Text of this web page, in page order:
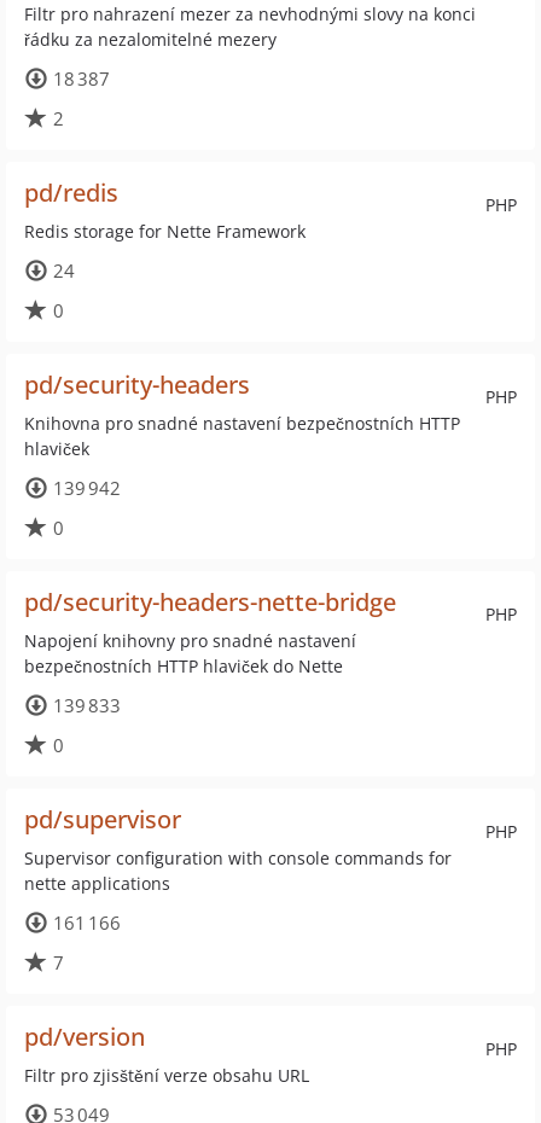
Filtr pro nahrazení mezer za nevhodnými slovy na konci
řádku za nezalomitelné mezery
18 387
2
PHP
pd/redis
Redis storage for Nette Framework
24
0
PHP
pd/security-headers
Knihovna pro snadné nastavení bezpečnostních HTTP
hlaviček
139 942
0
PHP
pd/security-headers-nette-bridge
Napojení knihovny pro snadné nastavení
bezpečnostních HTTP hlaviček do Nette
139 833
0
PHP
pd/supervisor
Supervisor configuration with console commands for
nette applications
161 166
7
PHP
pd/version
Filtr pro zjisštění verze obsahu URL
53 049